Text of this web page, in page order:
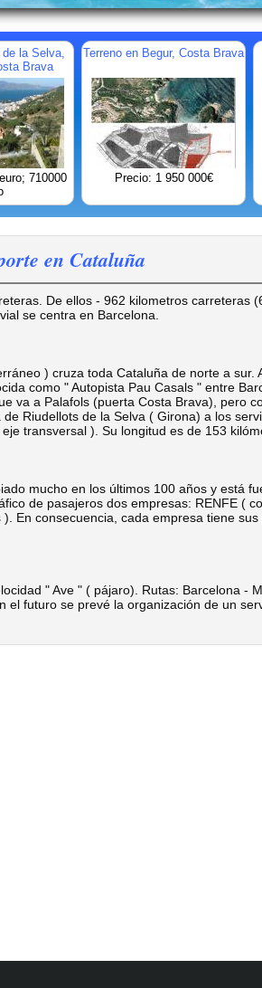
de la Selva,
Brava
710000
Terreno en Begur, Costa Brava
Precio: 1 950 000€
en Cataluña
De ellos - 962 kilometros carreteras
se centra en Barcelona.
) cruza toda Cataluña de norte a sur.
como " Autopista Pau Casals " entre
va a Palafols (puerta Costa Brava), pero
Riudellots de la Selva ( Girona) a los
transversal ). Su longitud es de 153
mucho en los últimos 100 años y está
de pasajeros dos empresas: RENFE (
En consecuencia, cada empresa tiene
" Ave " ( pájaro). Rutas: Barcelona -
el futuro se prevé la organización de un